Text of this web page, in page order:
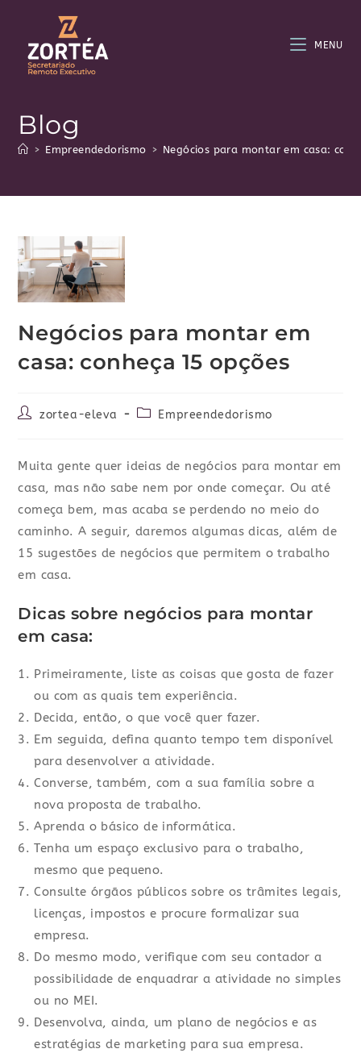
MENU
Blog
> Empreendedorismo > Negócios para montar em casa:
Negócios para montar em
casa: conheça 15 opções
zortea-eleva Empreendedorismo
Muita gente quer ideias de negócios para montar em
casa, mas não sabe nem por onde começar. Ou até
começa bem, mas acaba se perdendo no meio do
caminho. A seguir, daremos algumas dicas, além de
15 sugestões de negócios que permitem o trabalho
em casa.
Dicas sobre negócios para montar
em casa:
Primeiramente, liste as coisas que gosta de fazer
ou com as quais tem experiência.
Decida, então, o que você quer fazer.
Em seguida, defina quanto tempo tem disponível
para desenvolver a atividade.
Converse, também, com a sua família sobre a
nova proposta de trabalho.
Aprenda o básico de informática.
Tenha um espaço exclusivo para o trabalho,
mesmo que pequeno.
Consulte órgãos públicos sobre os trâmites legais,
licenças, impostos e procure formalizar sua
empresa.
Do mesmo modo, verifique com seu contador a
possibilidade de enquadrar a atividade no simples
ou no MEI.
Desenvolva, ainda, um plano de negócios e as
estratégias de marketing para sua empresa.